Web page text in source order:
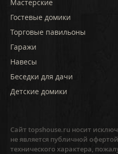
Мастерские
Гостевые домики
Торговые павильоны
Гаражи
Навесы
Беседки для дачи
Детские домики
Сайт topshouse.ru носит
не является публичной
технического характера,